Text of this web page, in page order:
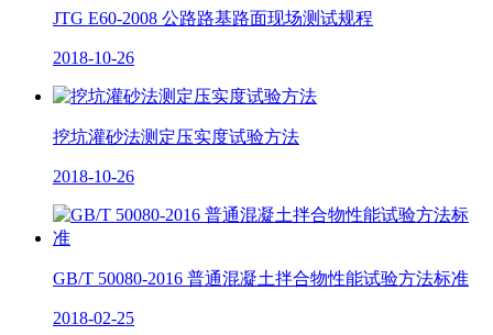
JTG E60-2008 公路路基路面现场测试规程
2018-10-26
挖坑灌砂法测定压实度试验方法
2018-10-26
GB/T 50080-2016 普通混凝土拌合物性能试验方法标准
2018-02-25